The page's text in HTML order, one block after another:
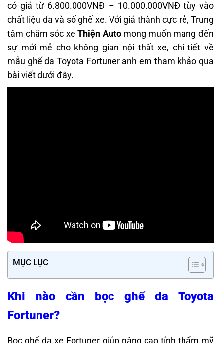
có giá từ 6.800.000VNĐ – 10.000.000VNĐ tùy vào
chất liệu da và số ghế xe. Với giá thành cực rẻ, Trung
tâm chăm sóc xeThiện Automong muốn mang đến
sự mới mẻ cho không gian nội thất xe, chi tiết về
mẫu ghế da Toyota Fortuner anh em tham khảo qua
bài viết dưới đây.
MỤC LỤC
Khi nào cần bọc ghế da Toyota
Fortuner?
Bọc ghế da xe Fortuner giúp nâng cao tính thẩm mỹ